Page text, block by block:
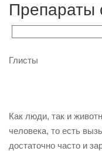
Препараты
Глисты
Как люди, так и
человека, то есть
достаточно часто и